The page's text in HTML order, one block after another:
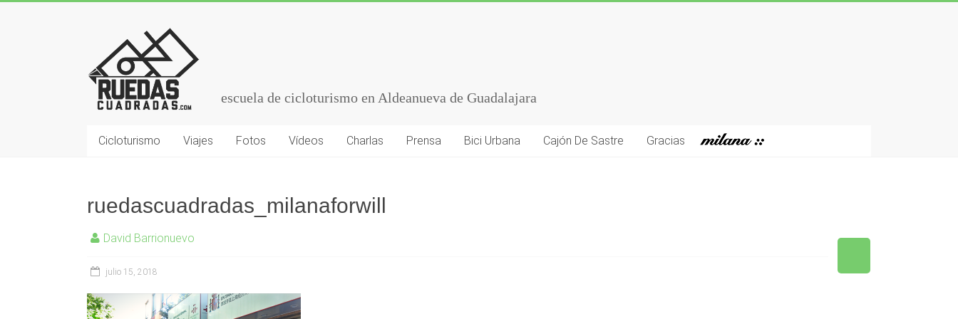
escuela de cicloturismo en Aldeanueva de Guadalajara
Cicloturismo Viajes Fotos Vídeos Charlas Prensa Bici Urbana Cajón De Sastre Gracias
ruedascuadradas_milanaforwill
David Barrionuevo
julio 15, 2018